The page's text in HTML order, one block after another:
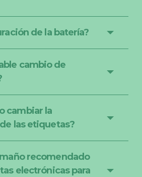
de la batería?
cambio de
cambiar la
las etiquetas?
recomendado
electrónicas para